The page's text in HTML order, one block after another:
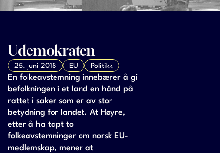
Udemokraten
25. juni 2018 EU Politikk
En folkeavstemning innebærer å gi
befolkningen i et land en hånd på
rattet i saker som er av stor
betydning for landet. At Høyre,
etter å ha tapt to
folkeavstemninger om norsk EU-
medlemskap, mener at